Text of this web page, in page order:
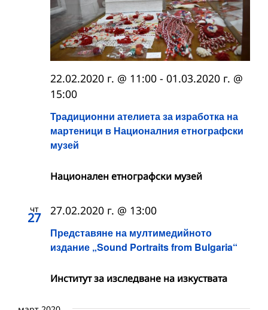
Традиционни ателиета за изработка на
мартеници в Националния етнографски
музей
22.02.2020 г. @ 11:00 - 01.03.2020 г. @
15:00
Национален етнографски музей
чт
27
Представяне на мултимедийното
издание „Sound Portraits from Bulgaria“
27.02.2020 г. @ 13:00
Институт за изследване на изкуствата